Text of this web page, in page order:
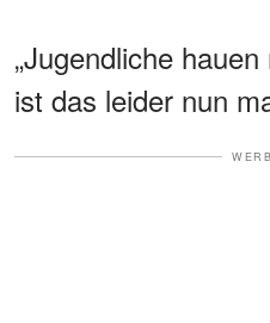
„Jugendliche
ist das leider nun